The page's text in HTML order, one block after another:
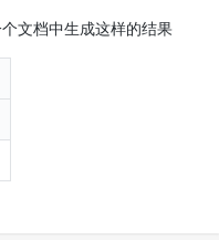
文档中生成这样的结果